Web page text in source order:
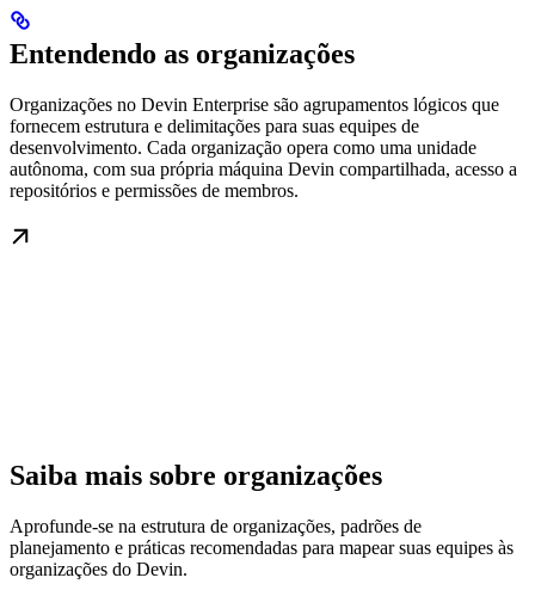
Entendendo as organizações
Organizações no Devin Enterprise são agrupamentos lógicos que
fornecem estrutura e delimitações para suas equipes de
desenvolvimento. Cada organização opera como uma unidade
autônoma, com sua própria máquina Devin compartilhada, acesso a
repositórios e permissões de membros.
Saiba mais sobre organizações
Aprofunde-se na estrutura de organizações, padrões de
planejamento e práticas recomendadas para mapear suas equipes às
organizações do Devin.